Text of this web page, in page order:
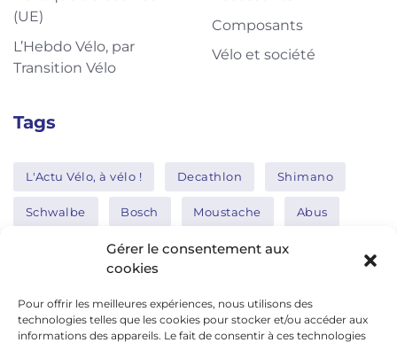
Gérer le consentement aux
cookies
Pour offrir les meilleures expériences, nous utilisons des
technologies telles que les cookies pour stocker et/ou accéder aux
informations des appareils. Le fait de consentir à ces technologies
(UE)
L’Hebdo Vélo, par
Transition Vélo
Composants
Vélo et société
Tags
L'Actu Vélo, à vélo ! Decathlon Shimano
Schwalbe Bosch Moustache Abus
Thule Nakamura
Réseaux sociaux